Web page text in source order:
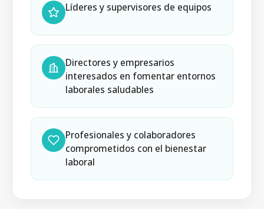
Líderes y supervisores de equipos
Directores y empresarios
interesados en fomentar entornos
laborales saludables
Profesionales y colaboradores
comprometidos con el bienestar
laboral